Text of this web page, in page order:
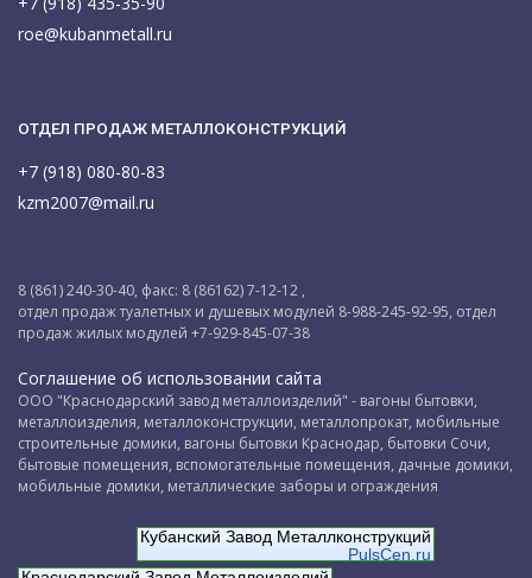
roe@kubanmetall.ru
ОТДЕЛ ПРОДАЖ МЕТАЛЛОКОНСТРУКЦИЙ
+7 (918) 080-80-83
kzm2007@mail.ru
8 (861) 240-30-40, факс: 8 (86162) 7-12-12 ,
отдел продаж туалетных и душевых модулей 8-988-245-92-95, отдел
продаж жилых модулей +7-929-845-07-38
Соглашение об использовании сайта
ООО "Краснодарский завод металлоизделий" - вагоны бытовки,
металлоизделия, металлоконструкции, металлопрокат, мобильные
строительные домики, вагоны бытовки Краснодар, бытовки Сочи,
бытовые помещения, вспомогательные помещения, дачные домики,
мобильные домики, металлические заборы и ограждения
Кубанский Завод Металлконструкций
PulsCen.ru